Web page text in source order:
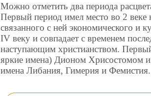
Можно отметить два периода
Первый период имел место во 2
связанного с ней экономического и
IV веку и совпадает с временем
наступающим христианством.
яркие имена) Дионом Хрисостомом
имена Либания, Гимерия и Фемистия.